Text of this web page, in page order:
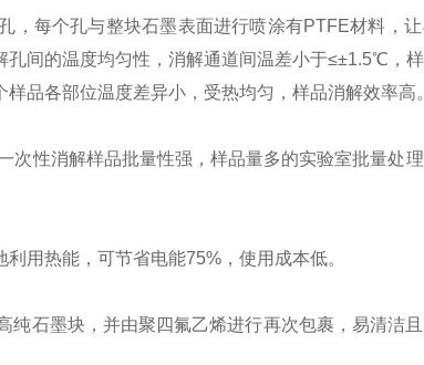
每个孔与整块石墨表面进行喷涂有PTFE材料，
间的温度均匀性，消解通道间温差小于≤±1.5℃，
品各部位温度差异小，受热均匀，样品消解效率高
性消解样品批量性强，样品量多的实验室批量处
用热能，可节省电能75%，使用成本低。
纯石墨块，并由聚四氟乙烯进行再次包裹，易清洁